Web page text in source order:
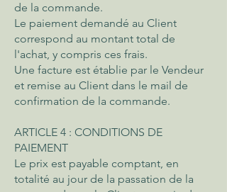
de la commande.
Le paiement demandé au Client
correspond au montant total de
l'achat, y compris ces frais.
Une facture est établie par le Vendeur
et remise au Client dans le mail de
confirmation de la commande.
ARTICLE 4 : CONDITIONS DE
PAIEMENT
Le prix est payable comptant, en
totalité au jour de la passation de la